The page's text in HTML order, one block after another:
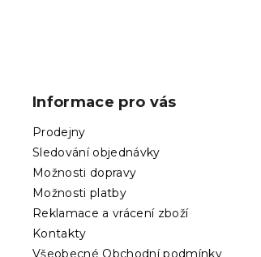
Informace pro vás
Prodejny
Sledování objednávky
Možnosti dopravy
Možnosti platby
Reklamace a vrácení zboží
Kontakty
Všeobecné Obchodní podmínky